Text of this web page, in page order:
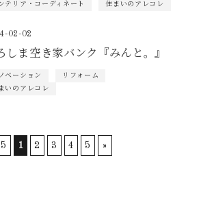
テリア・コーディネート
住まいのアレコレ
02-02
しま空き家バンク『みんと。』
ベーション
リフォーム
いのアレコレ
1 2 3 4 5 »